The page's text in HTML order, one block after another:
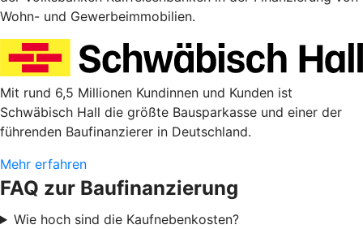
Wohn- und Gewerbeimmobilien.
Mit rund 6,5 Millionen Kundinnen und Kunden ist
Schwäbisch Hall die größte Bausparkasse und einer der
führenden Baufinanzierer in Deutschland.
Mehr erfahren
FAQ zur Baufinanzierung
Wie hoch sind die Kaufnebenkosten?